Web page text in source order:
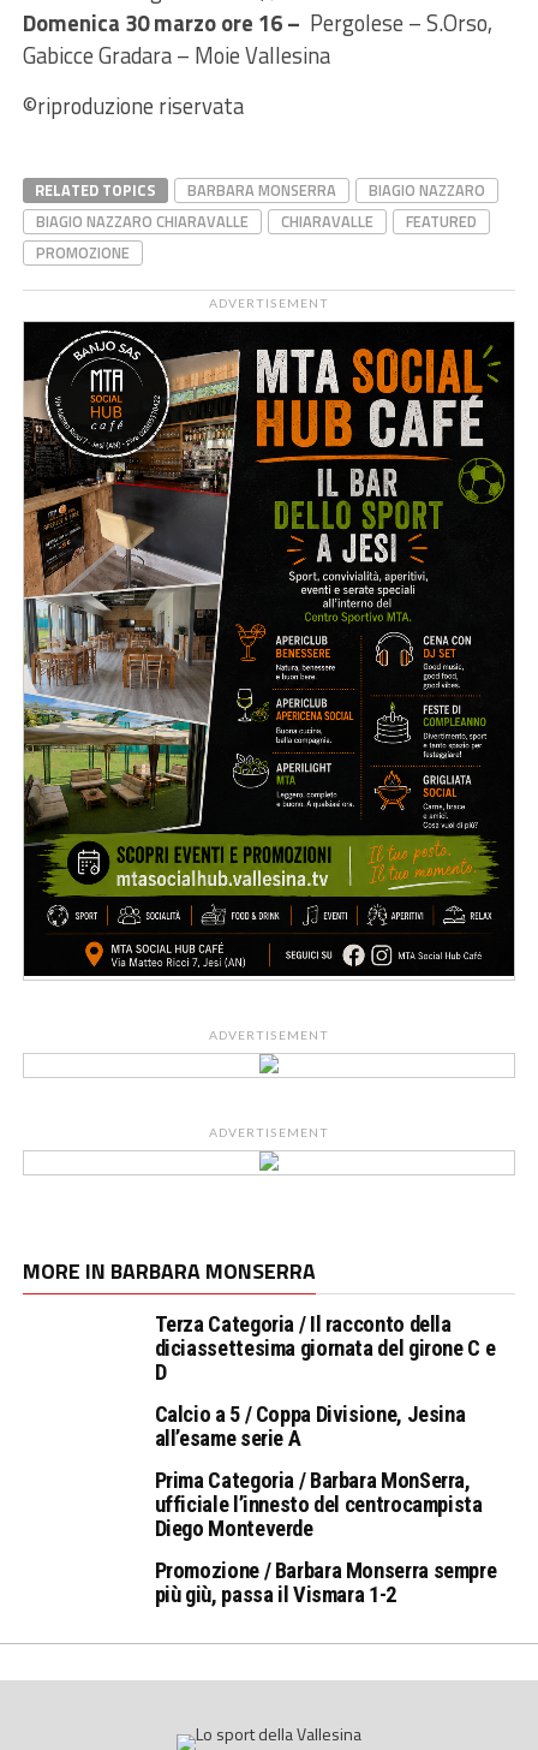
Domenica 30 marzo ore 16 – Pergolese – S.Orso,
Gabicce Gradara – Moie Vallesina
©riproduzione riservata
RELATED TOPICS BARBARA MONSERRA
BIAGIO NAZZARO
BIAGIO NAZZARO CHIARAVALLE
CHIARAVALLE
FEATURED
PROMOZIONE
ADVERTISEMENT
ADVERTISEMENT
ADVERTISEMENT
MORE IN BARBARA MONSERRA
Terza Categoria / Il racconto della
diciassettesima giornata del girone C e
D
Calcio a 5 / Coppa Divisione, Jesina
all’esame serie A
Prima Categoria / Barbara MonSerra,
ufficiale l’innesto del centrocampista
Diego Monteverde
Promozione / Barbara Monserra sempre
più giù, passa il Vismara 1-2